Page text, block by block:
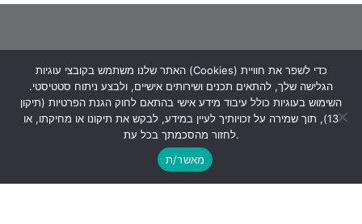
Derech Yitzhak Rabin 1, Petah Tikva, ‘Global
Towers’ complex
073-8020322logtel@logtel.com
האתר שלנו משתמש בקובצי עוגיות (Cookies) כדי לשפר את חוויית
הגלישה שלך, להתאים תכנים ושירותים אישיים, ולבצע ניתוח סטטיסטי.
השימוש בעוגיות כולל עיבוד מידע אישי בהתאם לחוק הגנת הפרטיות (תיקון
13), תוך שמירה על זכויותיך לעיין במידע, לבקש את תיקונו או מחיקתו, או
לחזור מהסכמתך בכל עת.
מאשר/ת